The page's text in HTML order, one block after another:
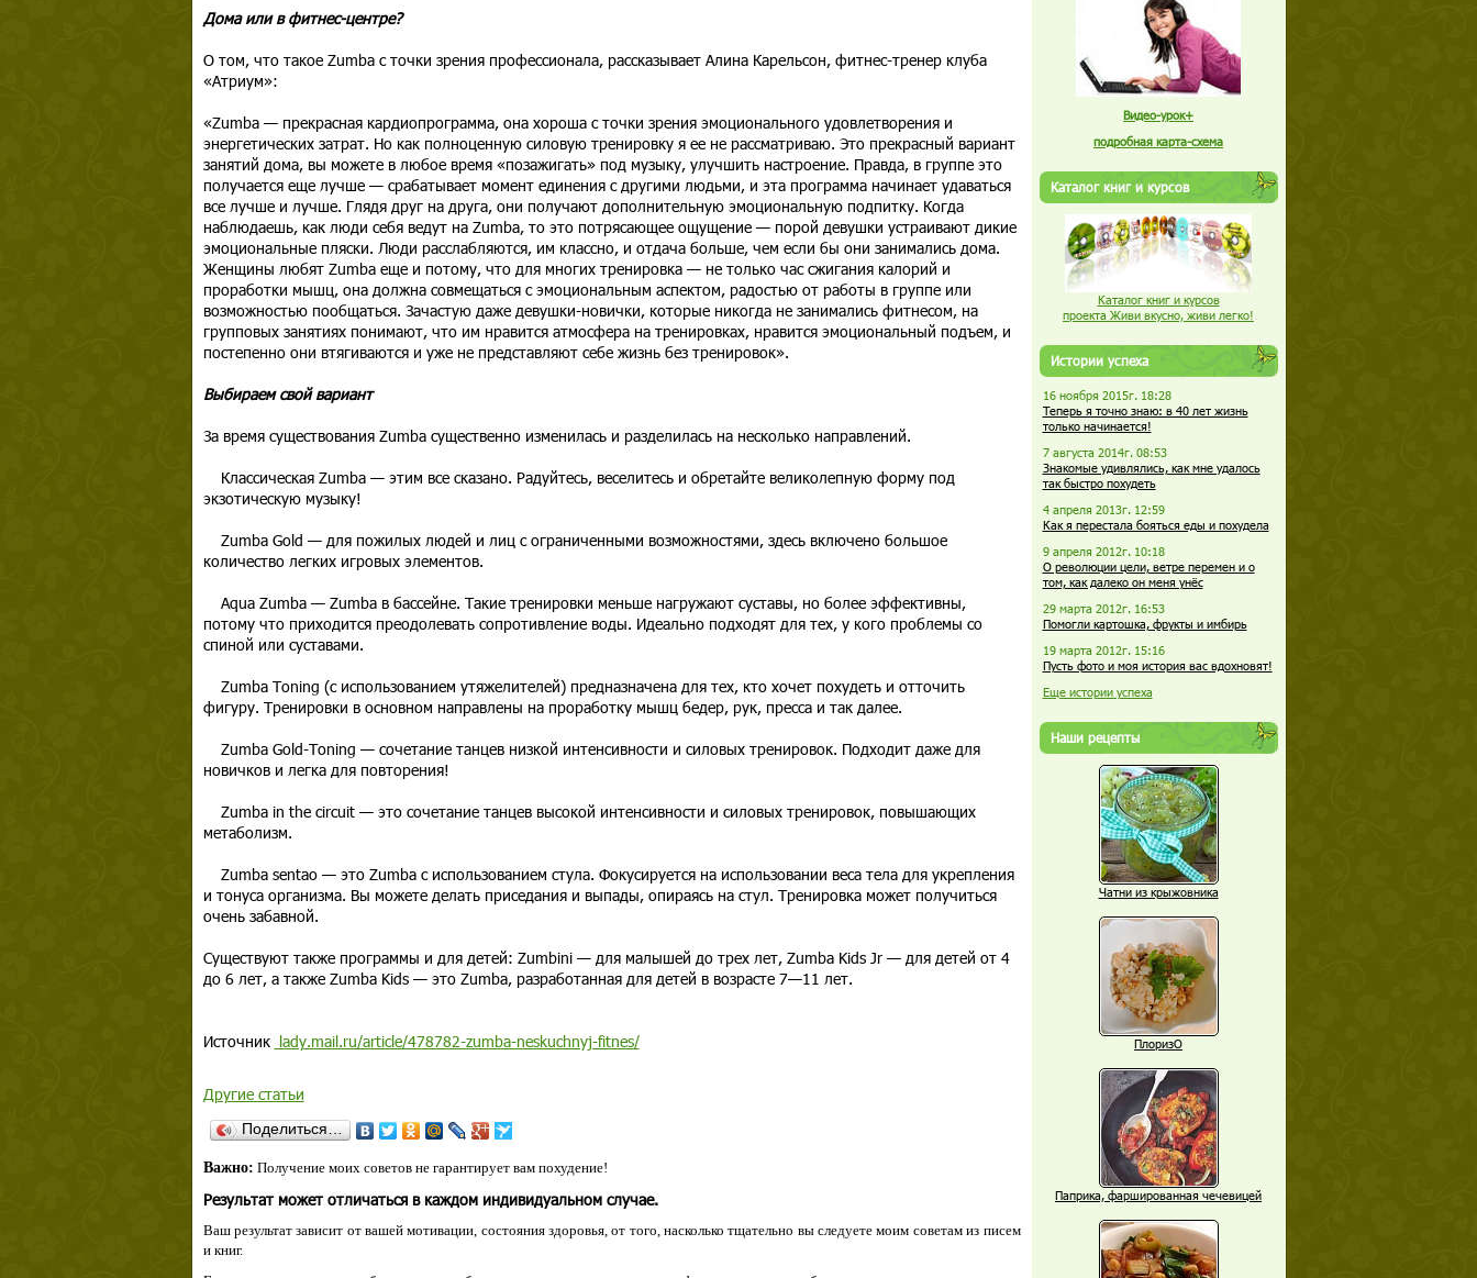
Дома или в фитнес-центре?
О том, что такое Zumba с точки зрения профессионала, рассказывает Алина Карельсон, фитнес-тренер клуба
«Атриум»:
«Zumba — прекрасная кардиопрограмма, она хороша с точки зрения эмоционального удовлетворения и
энергетических затрат. Но как полноценную силовую тренировку я ее не рассматриваю. Это прекрасный вариант
занятий дома, вы можете в любое время «позажигать» под музыку, улучшить настроение. Правда, в группе это
получается еще лучше — срабатывает момент единения с другими людьми, и эта программа начинает удаваться
все лучше и лучше. Глядя друг на друга, они получают дополнительную эмоциональную подпитку. Когда
наблюдаешь, как люди себя ведут на Zumba, то это потрясающее ощущение — порой девушки устраивают дикие
эмоциональные пляски. Люди расслабляются, им классно, и отдача больше, чем если бы они занимались дома.
Женщины любят Zumba еще и потому, что для многих тренировка — не только час сжигания калорий и
проработки мышц, она должна совмещаться с эмоциональным аспектом, радостью от работы в группе или
возможностью пообщаться. Зачастую даже девушки-новички, которые никогда не занимались фитнесом, на
групповых занятиях понимают, что им нравится атмосфера на тренировках, нравится эмоциональный подъем, и
постепенно они втягиваются и уже не представляют себе жизнь без тренировок».
Выбираем свой вариант
За время существования Zumba существенно изменилась и разделилась на несколько направлений.
Классическая Zumba — этим все сказано. Радуйтесь, веселитесь и обретайте великолепную форму под
экзотическую музыку!
Zumba Gold — для пожилых людей и лиц с ограниченными возможностями, здесь включено большое
количество легких игровых элементов.
Aqua Zumba — Zumba в бассейне. Такие тренировки меньше нагружают суставы, но более эффективны,
потому что приходится преодолевать сопротивление воды. Идеально подходят для тех, у кого проблемы со
спиной или суставами.
Zumba Toning (с использованием утяжелителей) предназначена для тех, кто хочет похудеть и отточить
фигуру. Тренировки в основном направлены на проработку мышц бедер, рук, пресса и так далее.
Zumba Gold-Toning — сочетание танцев низкой интенсивности и силовых тренировок. Подходит даже для
новичков и легка для повторения!
Zumba in the circuit — это сочетание танцев высокой интенсивности и силовых тренировок, повышающих
метаболизм.
Zumba sentao — это Zumba с использованием стула. Фокусируется на использовании веса тела для укрепления
и тонуса организма. Вы можете делать приседания и выпады, опираясь на стул. Тренировка может получиться
очень забавной.
Существуют также программы и для детей: Zumbini — для малышей до трех лет, Zumba Kids Jr — для детей от 4
до 6 лет, а также Zumba Kids — это Zumba, разработанная для детей в возрасте 7—11 лет.
Источник lady.mail.ru/article/478782-zumba-neskuchnyj-fitnes/
Другие статьи
Поделиться…
Важно: Получение моих советов не гарантирует вам похудение!
Результат может отличаться в каждом индивидуальном случае.
Ваш результат зависит от вашей мотивации, состояния здоровья, от того, насколько тщательно вы следуете моим советам из писем
и книг.
Видео-урок+
подробная карта-схема
Каталог книг и курсов
Каталог книг и курсов
проекта Живи вкусно, живи легко!
Истории успеха
16 ноября 2015г. 18:28
Теперь я точно знаю: в 40 лет жизнь
только начинается!
7 августа 2014г. 08:53
Знакомые удивлялись, как мне удалось
так быстро похудеть
4 апреля 2013г. 12:59
Как я перестала бояться еды и похудела
9 апреля 2012г. 10:18
О революции цели, ветре перемен и о
том, как далеко он меня унёс
29 марта 2012г. 16:53
Помогли картошка, фрукты и имбирь
19 марта 2012г. 15:16
Пусть фото и моя история вас вдохновят!
Еще истории успеха
Наши рецепты
Чатни из крыжовника
ПлоризО
Паприка, фаршированная чечевицей